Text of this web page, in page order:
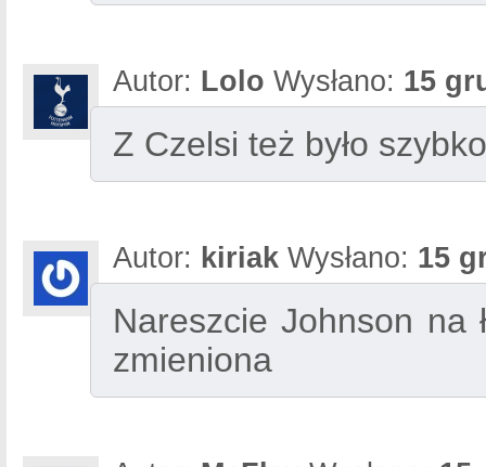
Autor: Lolo Wysłano: 15
Z Czelsi też było
Autor: kiriak Wysłano: 15
Nareszcie Johnson na
zmieniona